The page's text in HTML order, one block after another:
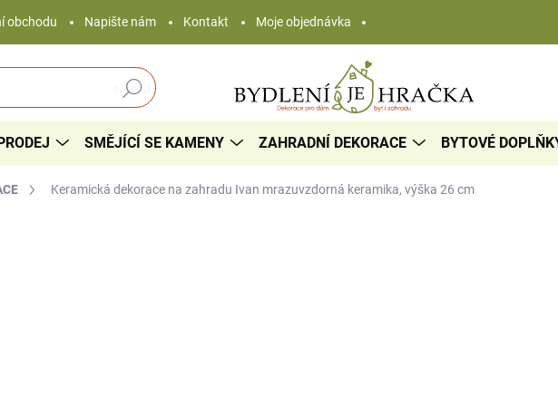
obchodu Napište nám Kontakt Moje objednávka
Hledat
SMĚJÍCÍ SE KAMENY ZAHRADNÍ DEKORACE BYTOVÉ
Keramická dekorace na zahradu Ivan mrazuvzdorná keramika, výška 26 cm